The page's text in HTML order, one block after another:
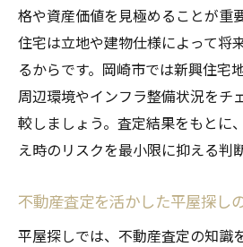
格や資産価値を見極めることが重
住宅は立地や建物仕様によって将
るからです。岡崎市では新興住宅
周辺環境やインフラ整備状況をチ
較しましょう。査定結果をもとに
え時のリスクを最小限に抑える判
不動産査定を活かした平屋探し
平屋探しでは、不動産査定の知識